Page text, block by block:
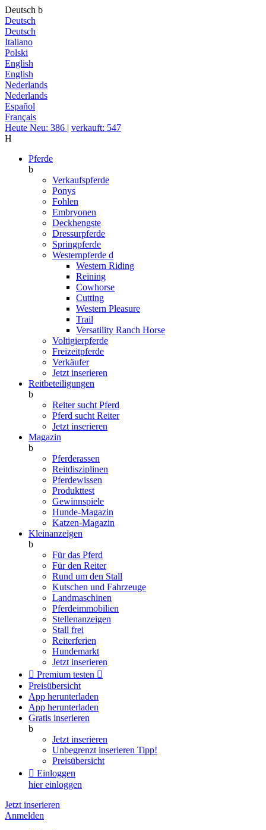
Deutsch b
Deutsch
Deutsch
Italiano
Polski
English
English
Nederlands
Nederlands
Español
Français
Heute Neu: 386 | verkauft: 547
H
Pferde
b
Verkaufspferde
Ponys
Fohlen
Embryonen
Deckhengste
Dressurpferde
Springpferde
Westernpferde d
Western Riding
Reining
Cowhorse
Cutting
Western Pleasure
Trail
Versatility Ranch Horse
Voltigierpferde
Freizeitpferde
Verkäufer
Jetzt inserieren
Reitbeteiligungen
b
Reiter sucht Pferd
Pferd sucht Reiter
Jetzt inserieren
Magazin
b
Pferderassen
Reitdisziplinen
Pferdewissen
Produkttest
Gewinnspiele
Hunde-Magazin
Katzen-Magazin
Kleinanzeigen
b
Für das Pferd
Für den Reiter
Rund um den Stall
Kutschen und Fahrzeuge
Landmaschinen
Pferdeimmobilien
Stellenanzeigen
Stall frei
Reiterferien
Hundemarkt
Jetzt inserieren
 Premium testen 
Preisübersicht
App herunterladen
App herunterladen
Gratis inserieren
b
Jetzt inserieren
Unbegrenzt inserieren Tipp!
Preisübersicht
 Einloggen
hier einloggen
Jetzt inserieren
Anmelden